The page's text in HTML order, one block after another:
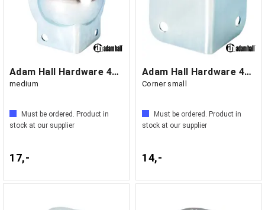
Adam Hall Hardware 4127 - Ball Corner
medium
Must be ordered. Product in
stock at our supplier
17,-
Adam Hall Hardware 4000 - Square Case
Corner small
Must be ordered. Product in
stock at our supplier
14,-